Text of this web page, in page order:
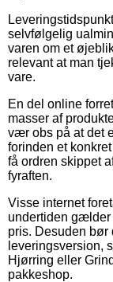
selvfølgelig
varen om et
relevant at man
vare.
En del online
masser af
vær obs på at det
forinden et
få ordren skippet
fyraften.
Visse internet
undertiden gælder
pris. Desuden
leveringsversion,
Hjørring eller
pakkeshop.